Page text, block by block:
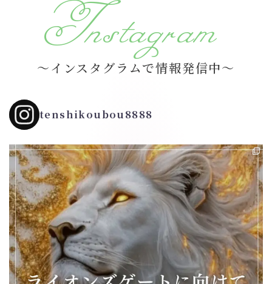
Instagram
～インスタグラムで情報発信中～
tenshikoubou8888